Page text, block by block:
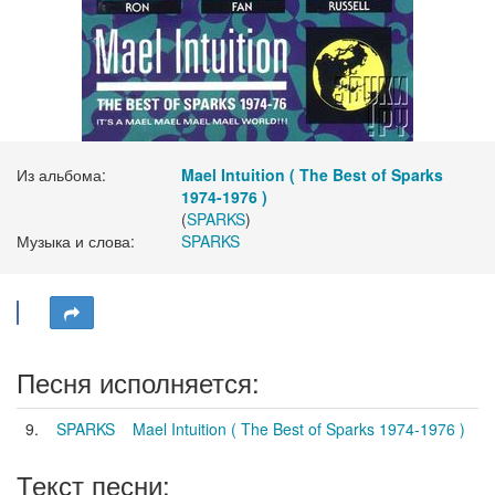
Из альбома:
Mael Intuition ( The Best of Sparks
1974-1976 )
(SPARKS)
Музыка и слова:
SPARKS
Песня исполняется:
9. SPARKS Mael Intuition ( The Best of Sparks 1974-1976 )
Текст песни: